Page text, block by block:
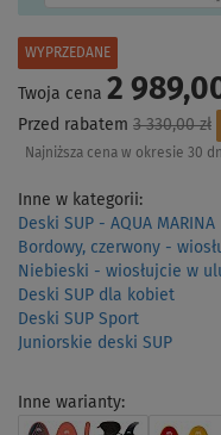
WYPRZEDANE
Twoja cena 2
Przed rabatem 3 330,00 zł
Najniższa cena w okresie 30
Inne w kategorii:
Deski SUP - AQUA MARINA
Bordowy, czerwony -
Niebieski - wiosłujcie w
Deski SUP dla kobiet
Deski SUP Sport
Juniorskie deski SUP
Inne warianty: